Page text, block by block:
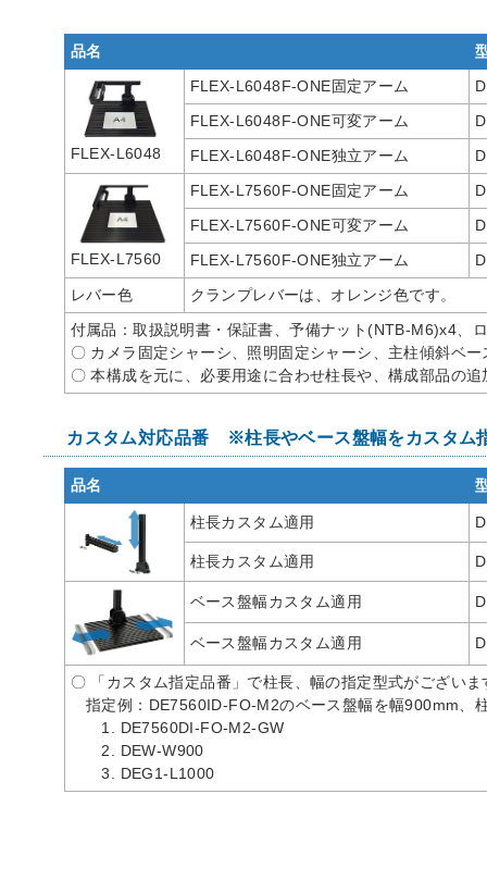
品名
FLEX-L6048
FLEX-L6048F-ONE固定アーム
FLEX-L6048F-ONE可変アーム
FLEX-L6048F-ONE独立アーム
FLEX-L7560
FLEX-L7560F-ONE固定アーム
FLEX-L7560F-ONE可変アーム
FLEX-L7560F-ONE独立アーム
レバー色
クランプレバーは、オレンジ色です。
付属品：取扱説明書・保証書、予備ナット(NTB-M6)x4、
〇 カメラ固定シャーシ、照明固定シャーシ、主柱傾斜ベ
〇 本構成を元に、必要用途に合わせ柱長や、構成部品の
カスタム対応品番 ※柱長やベース盤幅をカスタム
品名
柱長カスタム適用
柱長カスタム適用
ベース盤幅カスタム適用
ベース盤幅カスタム適用
〇 「カスタム指定品番」で柱長、幅の指定型式がござい
指定例：DE7560ID-FO-M2のベース盤幅を幅900mm、
1. DE7560DI-FO-M2-GW
2. DEW-W900
3. DEG1-L1000